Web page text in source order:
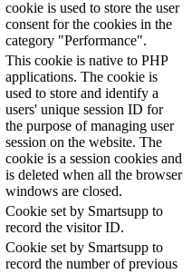
cookie is used to store the user
consent for the cookies in the
category "Performance".
This cookie is native to PHP
applications. The cookie is
used to store and identify a
users' unique session ID for
the purpose of managing user
session on the website. The
cookie is a session cookies and
is deleted when all the browser
windows are closed.
Cookie set by Smartsupp to
record the visitor ID.
Cookie set by Smartsupp to
record the number of previous